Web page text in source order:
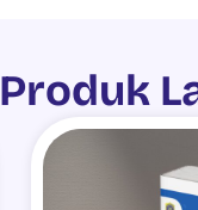
Produk